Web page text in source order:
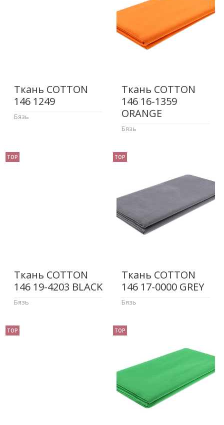
Ткань COTTON
146 1249
Бязь
Ткань COTTON
146 16-1359
ORANGE
Бязь
TOP
Ткань COTTON
146 19-4203 BLACK
Бязь
TOP
Ткань COTTON
146 17-0000 GREY
Бязь
TOP TOP